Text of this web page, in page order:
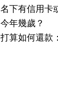
名下有信用卡
今年幾歲？
打算如何還款：